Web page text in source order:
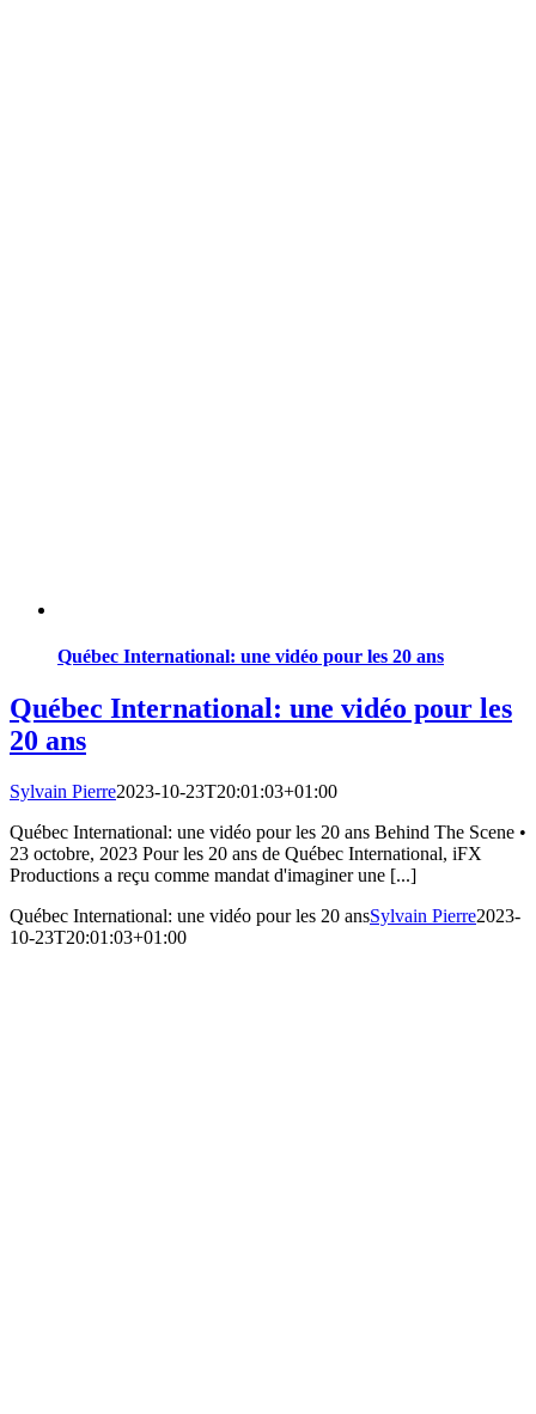
Québec International: une vidéo pour les 20 ans
Québec International: une vidéo pour les
20 ans
Sylvain Pierre2023-10-23T20:01:03+01:00
Québec International: une vidéo pour les 20 ans Behind The Scene •
23 octobre, 2023 Pour les 20 ans de Québec International, iFX
Productions a reçu comme mandat d'imaginer une [...]
Québec International: une vidéo pour les 20 ansSylvain Pierre2023-
10-23T20:01:03+01:00